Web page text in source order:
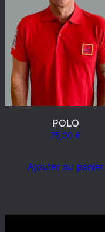
POLO
75,00€
Ajouter au panier